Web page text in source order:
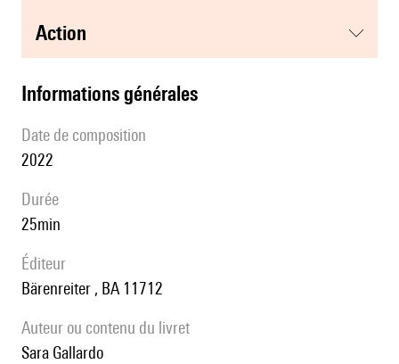
action
informations générales
date de composition
2022
durée
25min
éditeur
Bärenreiter , BA 11712
Auteur ou contenu du livret
Sara Gallardo